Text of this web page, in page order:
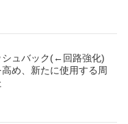
シュバック(←回路強化)
め、新たに使用する周